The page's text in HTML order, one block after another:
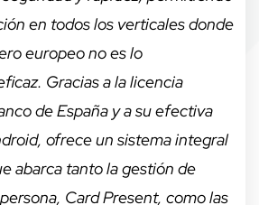
en todos los verticales donde
europeo no es lo
Gracias a la licencia
de España y a su efectiva
ofrece un sistema integral
abarca tanto la gestión de
Card Present, como las